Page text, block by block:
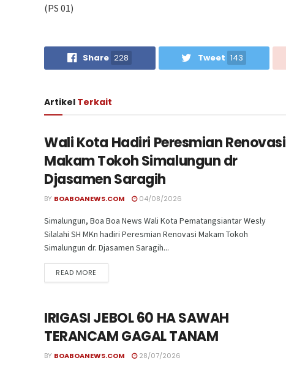
(PS 01)
Share 228 Tweet 143
Artikel Terkait
Wali Kota Hadiri Peresmian Renovasi
Makam Tokoh Simalungun dr
Djasamen Saragih
BY BOABOANEWS.COM 04/08/2026
Simalungun, Boa Boa News Wali Kota Pematangsiantar Wesly
Silalahi SH MKn hadiri Peresmian Renovasi Makam Tokoh
Simalungun dr. Djasamen Saragih...
READ MORE
IRIGASI JEBOL 60 HA SAWAH
TERANCAM GAGAL TANAM
BY BOABOANEWS.COM 28/07/2026